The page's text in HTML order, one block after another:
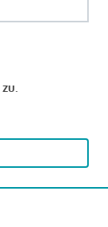
zu.